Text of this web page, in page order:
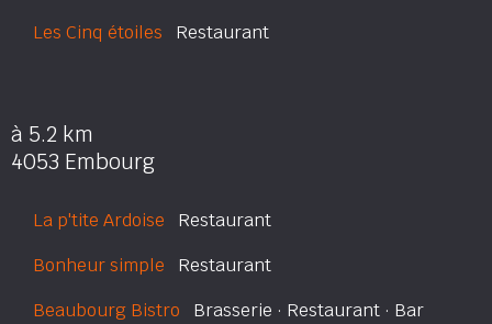
Les Cinq étoiles Restaurant
à 5.2 km
4053 Embourg
La p'tite Ardoise Restaurant
Bonheur simple Restaurant
Beaubourg Bistro Brasserie · Restaurant · Bar